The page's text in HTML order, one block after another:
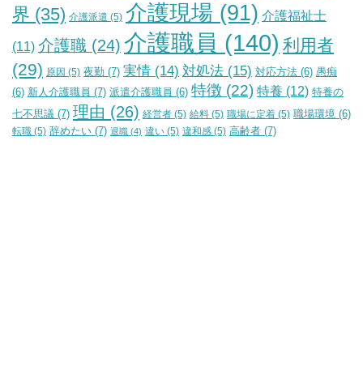
界 (35) 介護派遣 (5) 介護現場 (91) 介護福祉士
(11) 介護職 (24) 介護職員 (140) 利用者
(29) 原因 (5) 夜勤 (7) 実情 (14) 対処法 (15) 対応方法 (6) 愚痴
(6) 新人介護職員 (7) 派遣介護職員 (6) 特徴 (22) 特養 (12) 特養の
七不思議 (7) 理由 (26) 経営者 (5) 給料 (5) 職場に定着 (5) 職場環境 (6)
転職 (5) 辞めたい (7) 退職 (4) 違い (5) 違和感 (5) 高齢者 (7)